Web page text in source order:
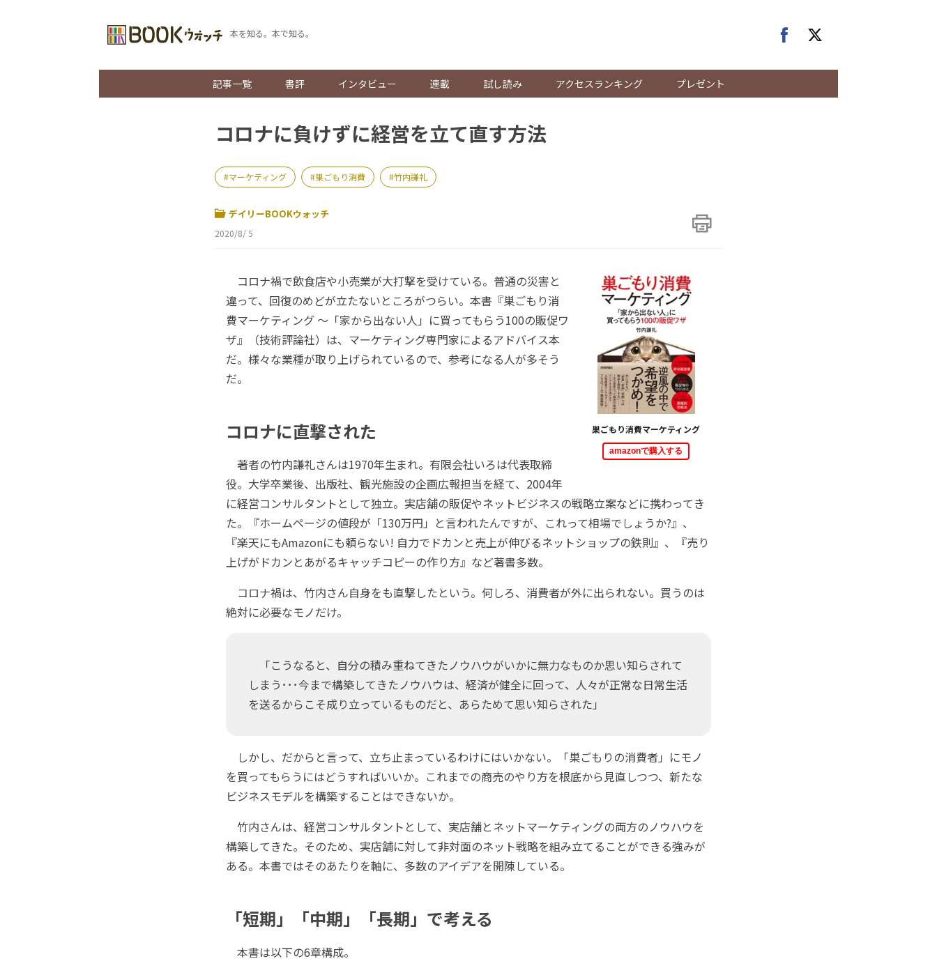
本を知る。本で知る。
記事一覧 書評 インタビュー 連載 試し読み アクセスランキング プレゼント
コロナに負けずに経営を立て直す方法
マーケティング 巣ごもり消費 竹内謙礼
デイリーBOOKウォッチ
2020/8/ 5
巣ごもり消費マーケティング
amazonで購入する
コロナ禍で飲食店や小売業が大打撃を受けている。普通の災害と
違って、回復のめどが立たないところがつらい。本書『巣ごもり消
費マーケティング ～「家から出ない人」に買ってもらう100の販促ワ
ザ』（技術評論社）は、マーケティング専門家によるアドバイス本
だ。様々な業種が取り上げられているので、参考になる人が多そう
だ。
コロナに直撃された
著者の竹内謙礼さんは1970年生まれ。有限会社いろは代表取締
役。大学卒業後、出版社、観光施設の企画広報担当を経て、2004年
に経営コンサルタントとして独立。実店舗の販促やネットビジネスの戦略立案などに携わってき
た。『ホームページの値段が「130万円」と言われたんですが、これって相場でしょうか?』、
『楽天にもAmazonにも頼らない! 自力でドカンと売上が伸びるネットショップの鉄則』、『売り
上げがドカンとあがるキャッチコピーの作り方』など著書多数。
コロナ禍は、竹内さん自身をも直撃したという。何しろ、消費者が外に出られない。買うのは
絶対に必要なモノだけ。
「こうなると、自分の積み重ねてきたノウハウがいかに無力なものか思い知らされて
しまう･･･今まで構築してきたノウハウは、経済が健全に回って、人々が正常な日常生活
を送るからこそ成り立っているものだと、あらためて思い知らされた」
しかし、だからと言って、立ち止まっているわけにはいかない。「巣ごもりの消費者」にモノ
を買ってもらうにはどうすればいいか。これまでの商売のやり方を根底から見直しつつ、新たな
ビジネスモデルを構築することはできないか。
竹内さんは、経営コンサルタントとして、実店舗とネットマーケティングの両方のノウハウを
構築してきた。そのため、実店舗に対して非対面のネット戦略を組み立てることができる強みが
ある。本書ではそのあたりを軸に、多数のアイデアを開陳している。
「短期」「中期」「長期」で考える
本書は以下の6章構成。